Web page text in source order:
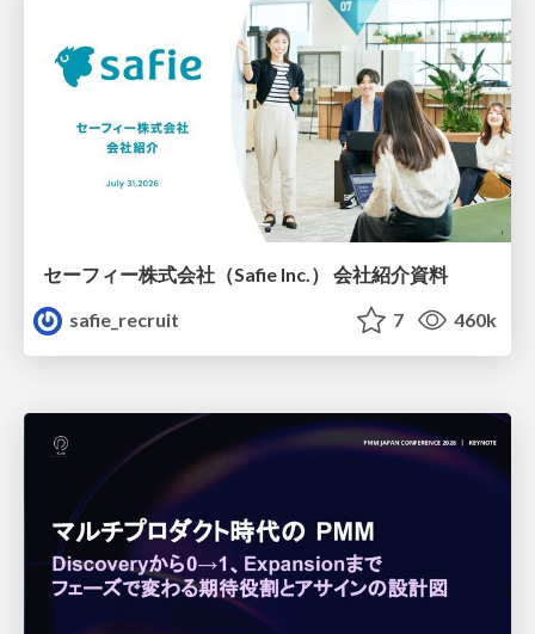
セーフィー株式会社（Safie Inc.） 会社紹介資料
safie_recruit
7 460k